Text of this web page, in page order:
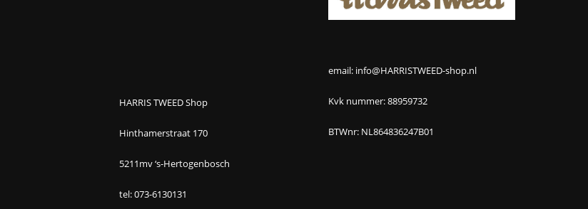
HARRIS TWEED Shop
Hinthamerstraat 170
5211mv ‘s-Hertogenbosch
tel: 073-6130131
email: info@HARRISTWEED-shop.nl
Kvk nummer: 88959732
BTWnr: NL864836247B01